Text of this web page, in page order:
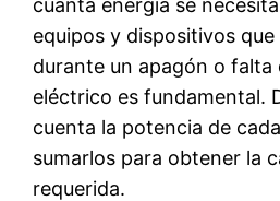
cuánta energía se
equipos y dispositivos que
durante un apagón o falta
eléctrico es fundamental.
cuenta la potencia de
sumarlos para obtener la
requerida.